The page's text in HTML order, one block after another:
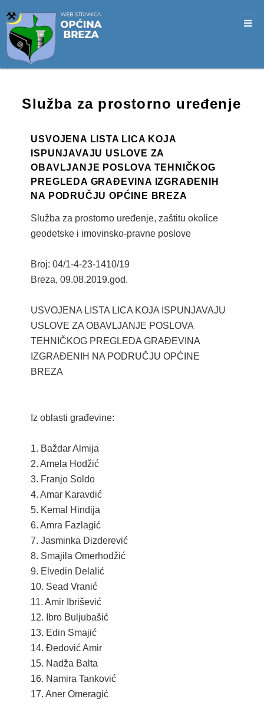
Služba za prostorno uređenje
USVOJENA LISTA LICA KOJA
ISPUNJAVAJU USLOVE ZA
OBAVLJANJE POSLOVA TEHNIČKOG
PREGLEDA GRAĐEVINA IZGRAĐENIH
NA PODRUČJU OPĆINE BREZA
Služba za prostorno uređenje, zaštitu okolice
geodetske i imovinsko-pravne poslove
Broj: 04/1-4-23-1410/19
Breza, 09.08.2019.god.
USVOJENA LISTA LICA KOJA ISPUNJAVAJU
USLOVE ZA OBAVLJANJE POSLOVA
TEHNIČKOG PREGLEDA GRAĐEVINA
IZGRAĐENIH NA PODRUČJU OPĆINE
BREZA
Iz oblasti građevine:
1. Baždar Almija
2. Amela Hodžić
3. Franjo Soldo
4. Amar Karavdić
5. Kemal Hindija
6. Amra Fazlagić
7. Jasminka Dizderević
8. Smajila Omerhodžić
9. Elvedin Delalić
10. Sead Vranić
11. Amir Ibrišević
12. Ibro Buljubašić
13. Edin Smajić
14. Đedović Amir
15. Nadža Balta
16. Namira Tanković
17. Aner Omeragić
OPĆINSKO VIJEĆE
VIJEĆNICI
MATERIJALI
ZAPISNICI
DOKUMENTI
SLUŽBENI GLASNICI
2026. GODINA
2025. GODINA
2024. GODINA
2021. GODINA
2020. GODINA
2018. GODINA
2017. GODINA
2016. GODINA
2015. GODINA
2014. GODINA
2013. GODINA
2012. GODINA
1999. - 2011. GODINA
ELEKTRONSKI OBRASCI
SLUŽBA ZA FINANSIJE